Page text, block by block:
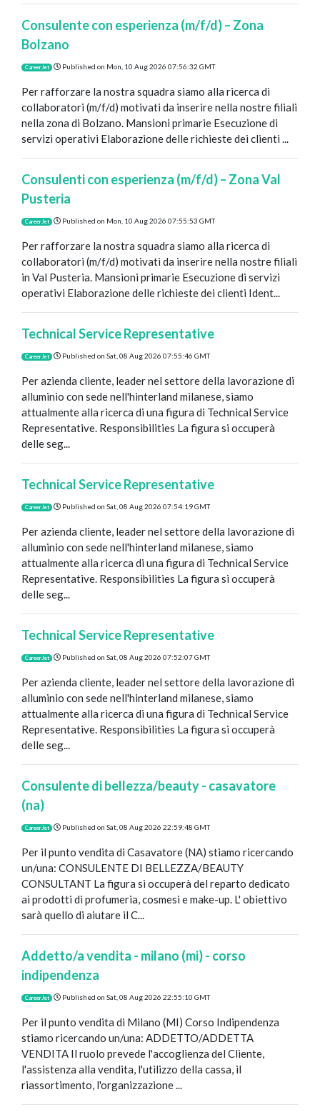
Consulente con esperienza (m/f/d) – Zona
Bolzano
CareerJet Published on Mon, 10 Aug 2026 07:56:32 GMT
Per rafforzare la nostra squadra siamo alla ricerca di
collaboratori (m/f/d) motivati da inserire nella nostre filiali
nella zona di Bolzano. Mansioni primarie Esecuzione di
servizi operativi Elaborazione delle richieste dei clienti ...
Consulenti con esperienza (m/f/d) – Zona Val
Pusteria
CareerJet Published on Mon, 10 Aug 2026 07:55:53 GMT
Per rafforzare la nostra squadra siamo alla ricerca di
collaboratori (m/f/d) motivati da inserire nella nostre filiali
in Val Pusteria. Mansioni primarie Esecuzione di servizi
operativi Elaborazione delle richieste dei clienti Ident...
Technical Service Representative
CareerJet Published on Sat, 08 Aug 2026 07:55:46 GMT
Per azienda cliente, leader nel settore della lavorazione di
alluminio con sede nell'hinterland milanese, siamo
attualmente alla ricerca di una figura di Technical Service
Representative. Responsibilities La figura si occuperà
delle seg...
Technical Service Representative
CareerJet Published on Sat, 08 Aug 2026 07:54:19 GMT
Per azienda cliente, leader nel settore della lavorazione di
alluminio con sede nell'hinterland milanese, siamo
attualmente alla ricerca di una figura di Technical Service
Representative. Responsibilities La figura si occuperà
delle seg...
Technical Service Representative
CareerJet Published on Sat, 08 Aug 2026 07:52:07 GMT
Per azienda cliente, leader nel settore della lavorazione di
alluminio con sede nell'hinterland milanese, siamo
attualmente alla ricerca di una figura di Technical Service
Representative. Responsibilities La figura si occuperà
delle seg...
Consulente di bellezza/beauty - casavatore
(na)
CareerJet Published on Sat, 08 Aug 2026 22:59:48 GMT
Per il punto vendita di Casavatore (NA) stiamo ricercando
un/una: CONSULENTE DI BELLEZZA/BEAUTY
CONSULTANT La figura si occuperà del reparto dedicato
ai prodotti di profumeria, cosmesi e make-up. L' obiettivo
sarà quello di aiutare il C...
Addetto/a vendita - milano (mi) - corso
indipendenza
CareerJet Published on Sat, 08 Aug 2026 22:55:10 GMT
Per il punto vendita di Milano (MI) Corso Indipendenza
stiamo ricercando un/una: ADDETTO/ADDETTA
VENDITA Il ruolo prevede l'accoglienza del Cliente,
l'assistenza alla vendita, l'utilizzo della cassa, il
riassortimento, l'organizzazione ...